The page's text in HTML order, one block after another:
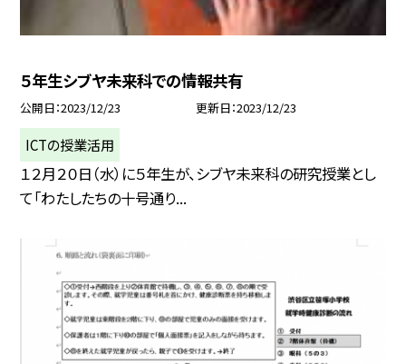
５年生シブヤ未来科での情報共有
公開日 2023/12/23 更新日 2023/12/23
ICTの授業活用
１２月２０日（水）に５年生が、シブヤ未来科の研究授業とし
て「わたしたちの十号通り...